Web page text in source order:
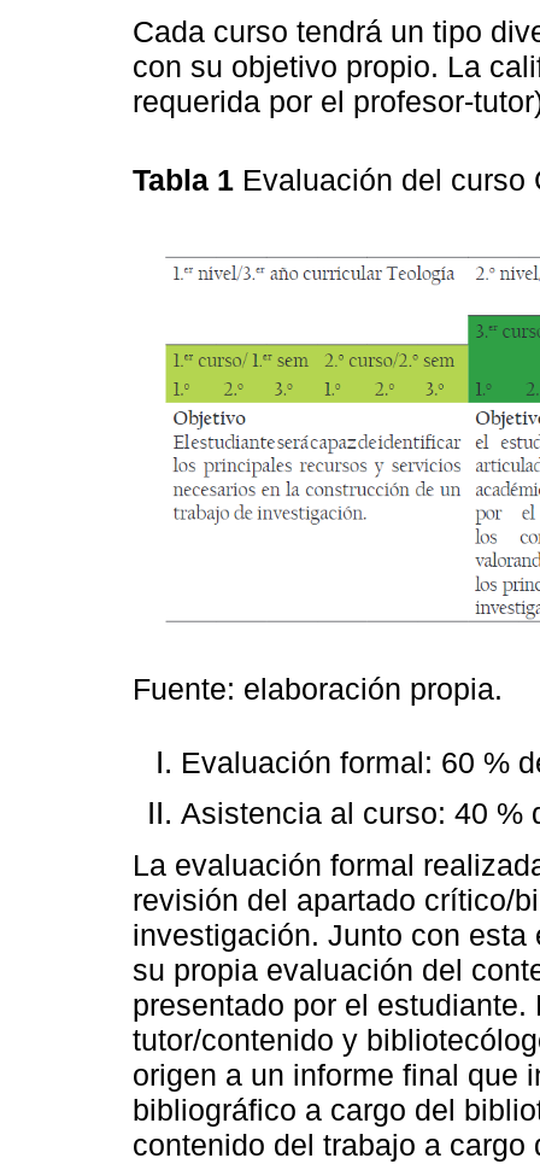
Cada curso tendrá un tipo
con su objetivo propio. La
requerida por el profesor-
Tabla 1 Evaluación del curso
Fuente: elaboración propia.
Evaluación formal: 60 %
Asistencia al curso: 40 %
La evaluación formal
revisión del apartado crítico/
investigación. Junto con
su propia evaluación del
presentado por el
tutor/contenido y
origen a un informe final que
bibliográfico a cargo del
contenido del trabajo a cargo